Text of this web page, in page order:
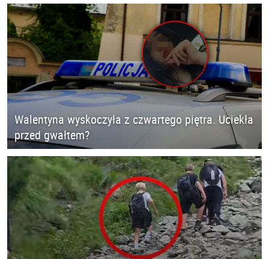
Walentyna wyskoczyła z czwartego piętra. Uciekła
przed gwałtem?